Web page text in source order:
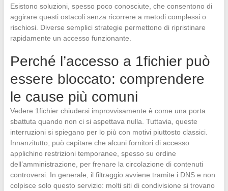
Esistono soluzioni, spesso poco conosciute, che consentono di
aggirare questi ostacoli senza ricorrere a metodi complessi o
rischiosi. Diverse semplici strategie permettono di ripristinare
rapidamente un accesso funzionante.
Perché l’accesso a 1fichier può
essere bloccato: comprendere
le cause più comuni
Vedere 1fichier chiudersi improvvisamente è come una porta
sbattuta quando non ci si aspettava nulla. Tuttavia, queste
interruzioni si spiegano per lo più con motivi piuttosto classici.
Innanzitutto, può capitare che alcuni fornitori di accesso
applichino restrizioni temporanee, spesso su ordine
dell’amministrazione, per frenare la circolazione di contenuti
controversi. In generale, il filtraggio avviene tramite i DNS e non
colpisce solo questo servizio: molti siti di condivisione si trovano